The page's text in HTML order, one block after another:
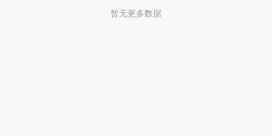
暂无更多数据